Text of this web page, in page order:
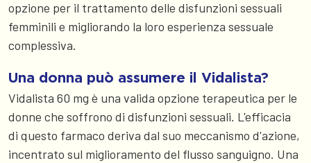
opzione per il trattamento delle disfunzioni sessuali
femminili e migliorando la loro esperienza sessuale
complessiva.
Una donna può assumere il Vidalista?
Vidalista 60 mg è una valida opzione terapeutica per le
donne che soffrono di disfunzioni sessuali. L'efficacia
di questo farmaco deriva dal suo meccanismo d'azione,
incentrato sul miglioramento del flusso sanguigno. Una